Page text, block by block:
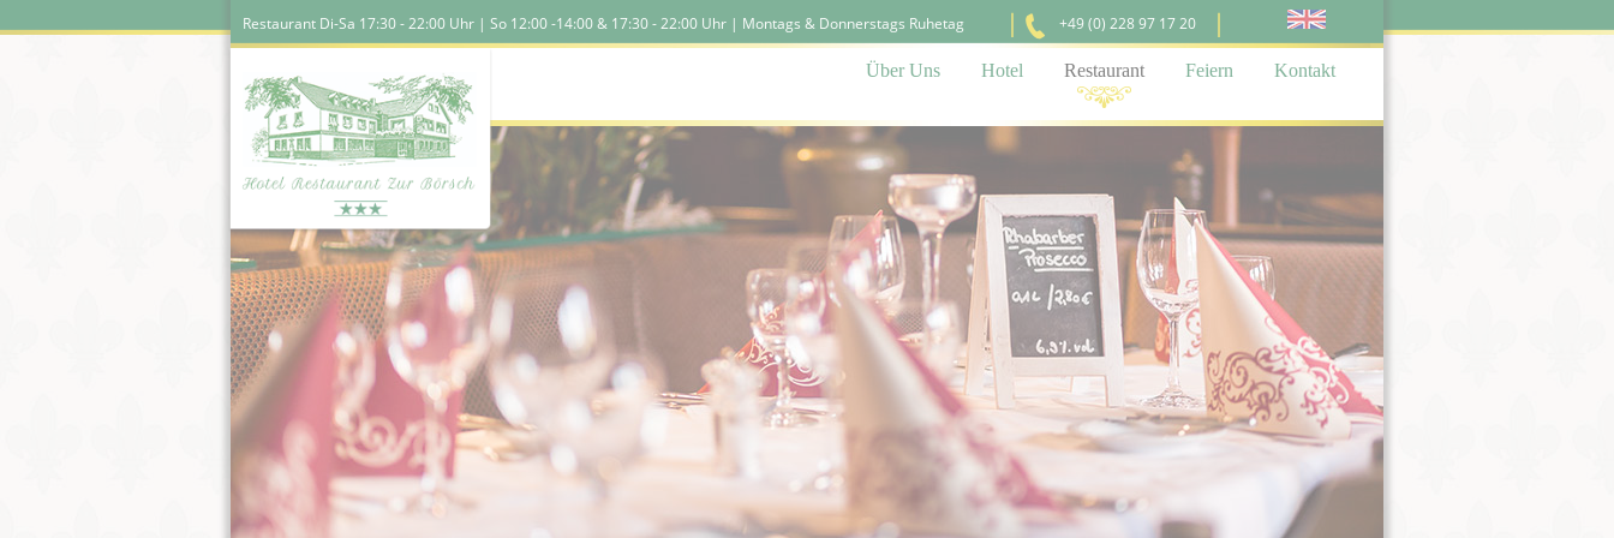
Restaurant Di-Sa 17:30 - 22:00 Uhr | So 12:00 -14:00 & 17:30 - 22:00 Uhr | Montags & Donnerstags Ruhetag +49 (0) 228 97 17 20
Navigation
Über Uns Hotel Restaurant Feiern Kontakt